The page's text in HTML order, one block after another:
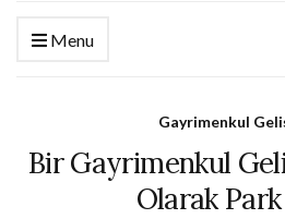
Menu
Gayrimenkul
Bir Gayrimenkul
Olarak